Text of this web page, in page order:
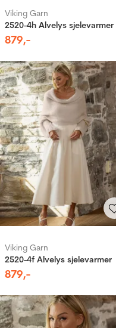
Viking Garn
2520-4h Alvelys sjelevarmer
879,-
Viking Garn
2520-4f Alvelys sjelevarmer
879,-